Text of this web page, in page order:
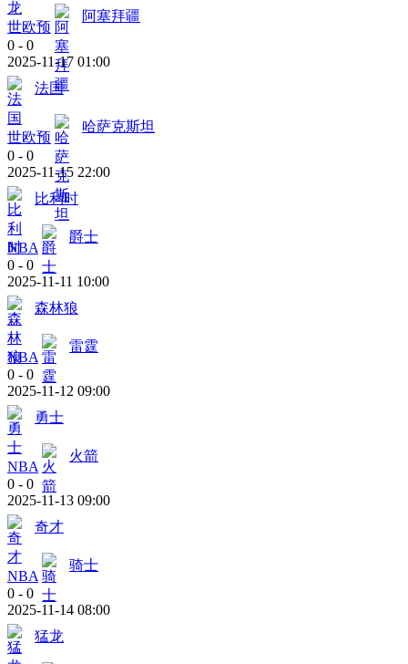
世欧预
阿塞拜疆
0 - 0
2025-11-17 01:00
法国
世欧预
哈萨克斯坦
0 - 0
2025-11-15 22:00
比利时
NBA
爵士
0 - 0
2025-11-11 10:00
森林狼
NBA
雷霆
0 - 0
2025-11-12 09:00
勇士
NBA
火箭
0 - 0
2025-11-13 09:00
奇才
NBA
骑士
0 - 0
2025-11-14 08:00
猛龙